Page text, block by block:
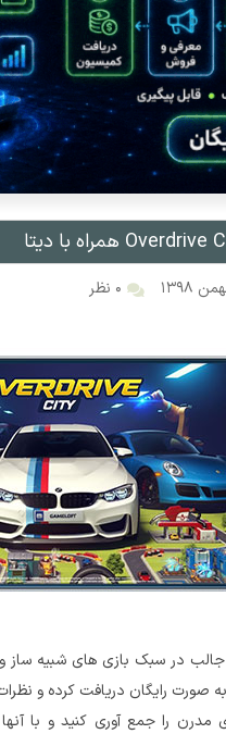
۰ نظر
در سبک بازی های شبیه ساز
صورت رایگان دریافت کرده و
مدرن را جمع آوری کنید و با